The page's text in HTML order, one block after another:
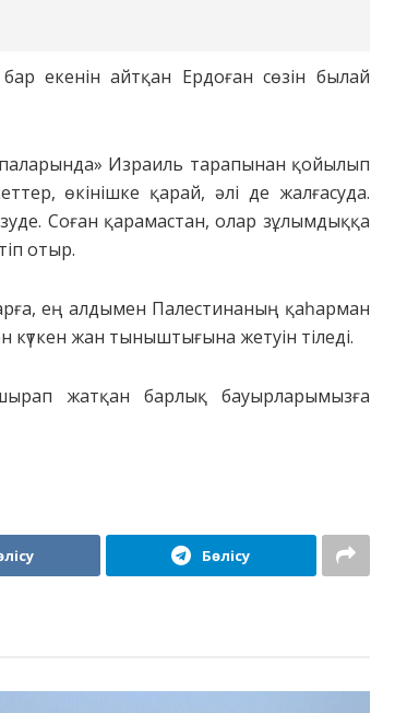
екенін айтқан Ердоған сөзін былай
Израиль тарапынан қойылып
өкінішке қарай, әлі де жалғасуда.
Соған қарамастан, олар зұлымдыққа
отыр.
ең алдымен Палестинаның қаһарман
жан тыныштығына жетуін тіледі.
жатқан барлық бауырларымызға
Бөлісу